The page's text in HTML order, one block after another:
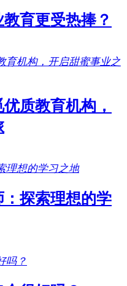
育更受热捧？
质教育机构，
探索理想的学